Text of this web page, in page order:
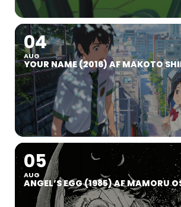
04
AUG
YOUR NAME (2016) AF MAKOTO
05
AUG
ANGEL’S EGG (1985) AF MAMORU